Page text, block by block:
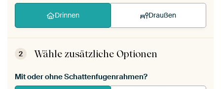
Drinnen Draußen
2 Wähle zusätzliche Optionen
Mit oder ohne Schattenfugenrahmen?